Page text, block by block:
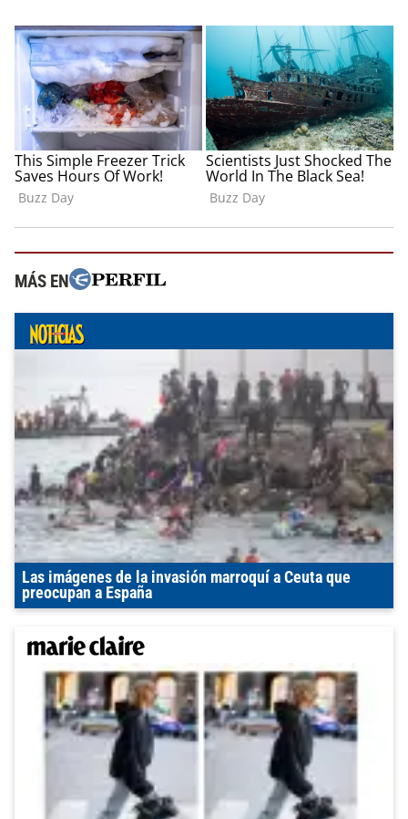
MÁS EN
Las imágenes de la invasión marroquí a Ceuta que
preocupan a España